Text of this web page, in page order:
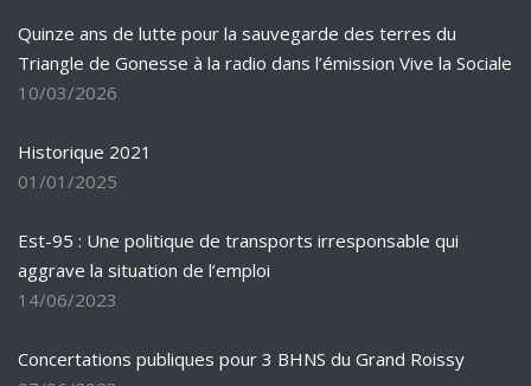
Quinze ans de lutte pour la sauvegarde des terres du
Triangle de Gonesse à la radio dans l’émission Vive la Sociale
10/03/2026
Historique 2021
01/01/2025
Est-95 : Une politique de transports irresponsable qui
aggrave la situation de l’emploi
14/06/2023
Concertations publiques pour 3 BHNS du Grand Roissy